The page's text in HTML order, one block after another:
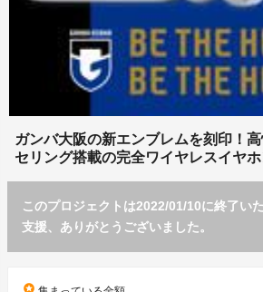
ガンバ大阪の新エンブレムを刻印！
セリング搭載の完全ワイヤレスイヤ
このプロジェクトは2022/01/10に終了い
支援、ありがとうございました。
stars